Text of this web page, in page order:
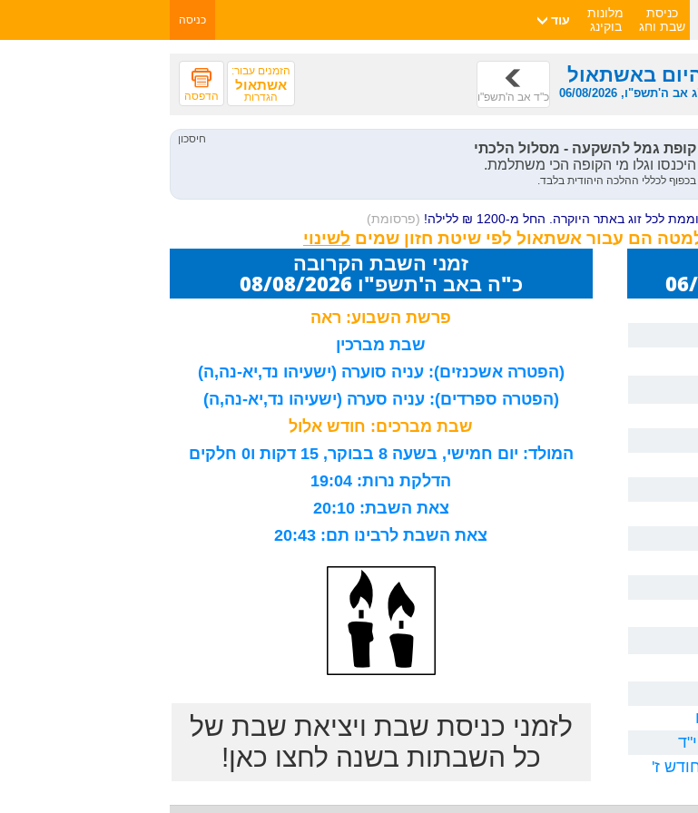
כניסת
שבת וחג
מלונות
בוקינג
עוד כניסה
הזמנים עבור:
אשתאול
הגדרות הדפסה
באשתאול
06/08/2026 כ"ד אב ה'תשפ"ו
זוג באתר היוקרה. החל מ-1200 ₪ ללילה! (פרסומת)
הם עבור אשתאול לפי שיטת חזון שמים
ז'
זמני השבת הקרובה
כ"ה באב ה'תשפ"ו 08/08/2026
פרשת השבוע: ראה
שבת מברכין
(הפטרה אשכנזים): עניה סוערה (ישעיהו נד,יא-נה,ה)
(הפטרה ספרדים): עניה סערה (ישעיהו נד,יא-נה,ה)
שבת מברכים: חודש אלול
המולד: יום חמישי, בשעה 8 בבוקר, 15 דקות ו0 חלקים
הדלקת נרות: 19:04
צאת השבת: 20:10
צאת השבת לרבינו תם: 20:43
לזמני כניסת שבת ויציאת שבת של
כל השבתות בשנה לחצו כאן!